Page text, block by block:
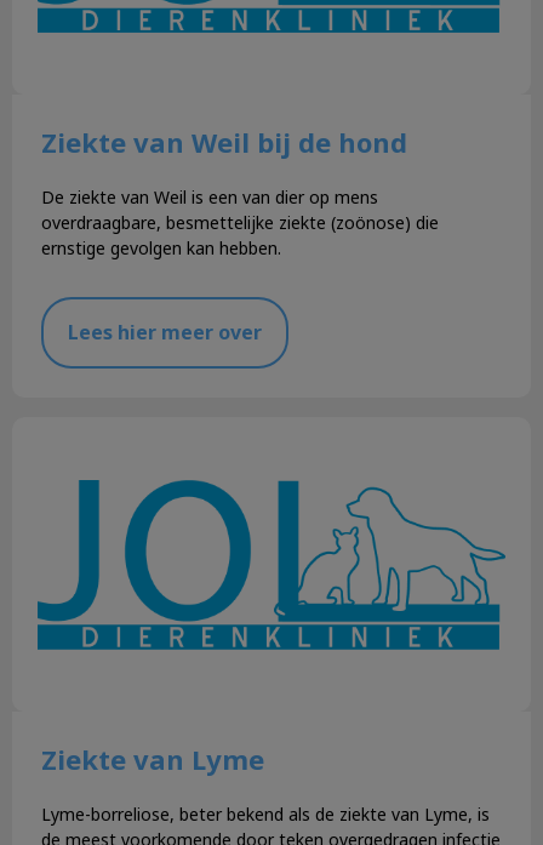
Ziekte van Weil bij de hond
De ziekte van Weil is een van dier op mens
overdraagbare, besmettelijke ziekte (zoönose) die
ernstige gevolgen kan hebben.
Lees hier meer over
Ziekte van Lyme
Lyme-borreliose, beter bekend als de ziekte van Lyme, is
de meest voorkomende door teken overgedragen infectie